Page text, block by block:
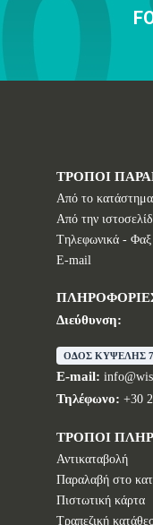
ΤΡΟΠΟΙ
Από το
Από την
Tηλεφωνικά - Φαξ
E-mail
Διεύθυνση:
ΟΔΟΣ ΚΥΨΕΛΗΣ
E-mail:
Τηλέφωνο: +30
ΤΡΟΠΟΙ
Αντικαταβολή
Παραλαβή στο
Πιστωτική κάρτα
Τραπεζική